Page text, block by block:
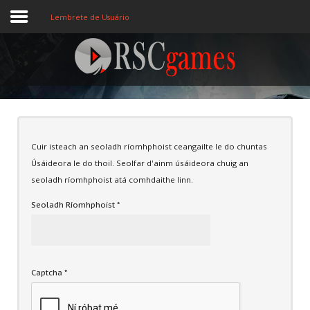
Registre-se
Home
Assine
Sobre
Jogos MEMBROS
Ação
Esporte
Lembrete de Usuário
Cuir isteach an seoladh ríomhphoist ceangailte le do chuntas
Úsáideora le do thoil. Seolfar d'ainm úsáideora chuig an
seoladh ríomhphoist atá comhdaithe linn.
Seoladh Ríomhphoist *
Captcha *